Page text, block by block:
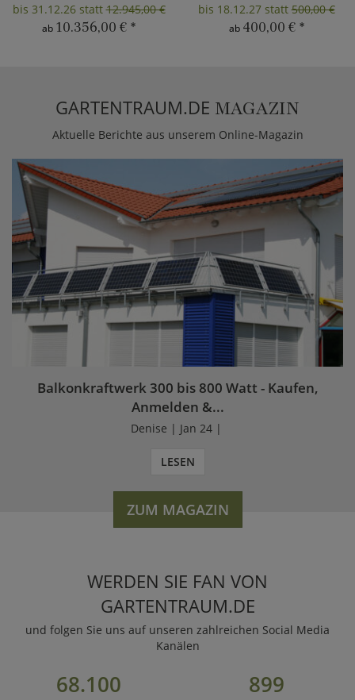
bis 31.12.26 statt12.945,00 €
ab 10.356,00 € *
bis 18.12.27 statt500,00 €
ab 400,00 € *
GARTENTRAUM.DE MAGAZIN
Aktuelle Berichte aus unserem Online-Magazin
Balkonkraftwerk 300 bis 800 Watt - Kaufen,
Anmelden &...
Denise | Jan 24 |
LESEN
ZUM MAGAZIN
WERDEN SIE FAN VON
GARTENTRAUM.DE
und folgen Sie uns auf unseren zahlreichen Social Media
Kanälen
68.100 899